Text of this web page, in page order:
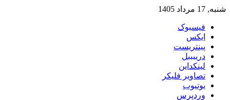
شنبه, 17 مرداد 1405
فیسبوک
ایکس
پینتریست
دریبببل
لینکداین
تصاویر فلیکر
یوتیوب
وردپرس